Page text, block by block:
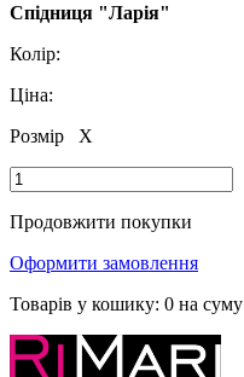
Спідниця "Ларія"
Колір:
Ціна:
Розмір
X
Продовжити покупки
Оформити замовлення
Товарів у кошику: 0 на суму